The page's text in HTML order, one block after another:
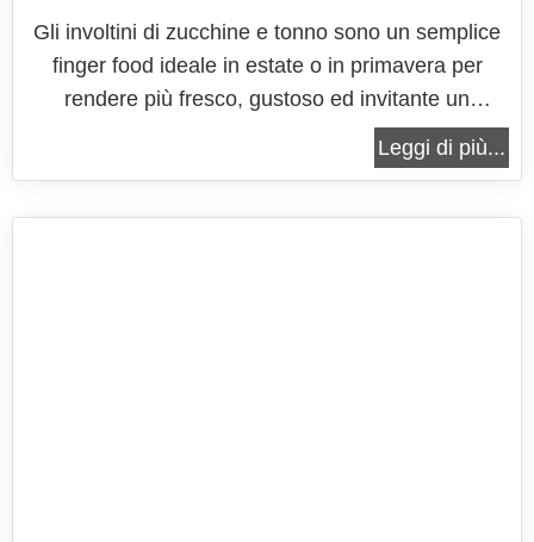
Gli involtini di zucchine e tonno sono un semplice
finger food ideale in estate o in primavera per
rendere più fresco, gustoso ed invitante un
antipasto ideato per accogliere gli amici. Una
ricetta davvero molto semplice che si prepara in
Leggi di più...